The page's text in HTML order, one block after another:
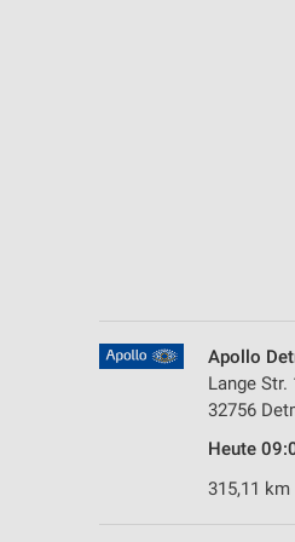
Apollo
Lange Str.
32756
Heute
315,11 km
Nicht-IAB-Verarbeitungszwecke: